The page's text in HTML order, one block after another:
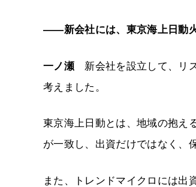
――新会社には、東京海上日動
一ノ瀬 新会社を設立して、リ
考えました。
東京海上日動とは、地域の抱え
が一致し、出資だけではなく、
また、トレンドマイクロには出